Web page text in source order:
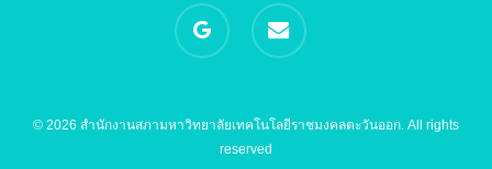
google-
plus
email
© 2026 สำนักงานสภามหาวิทยาลัยเทคโนโลยีราชมงคลตะวันออก. All rights
reserved